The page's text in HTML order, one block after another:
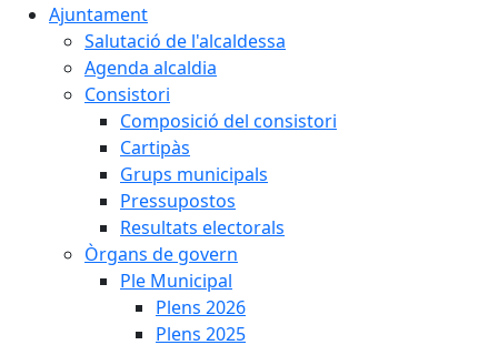
Ajuntament
Salutació de l'alcaldessa
Agenda alcaldia
Consistori
Composició del consistori
Cartipàs
Grups municipals
Pressupostos
Resultats electorals
Òrgans de govern
Ple Municipal
Plens 2026
Plens 2025